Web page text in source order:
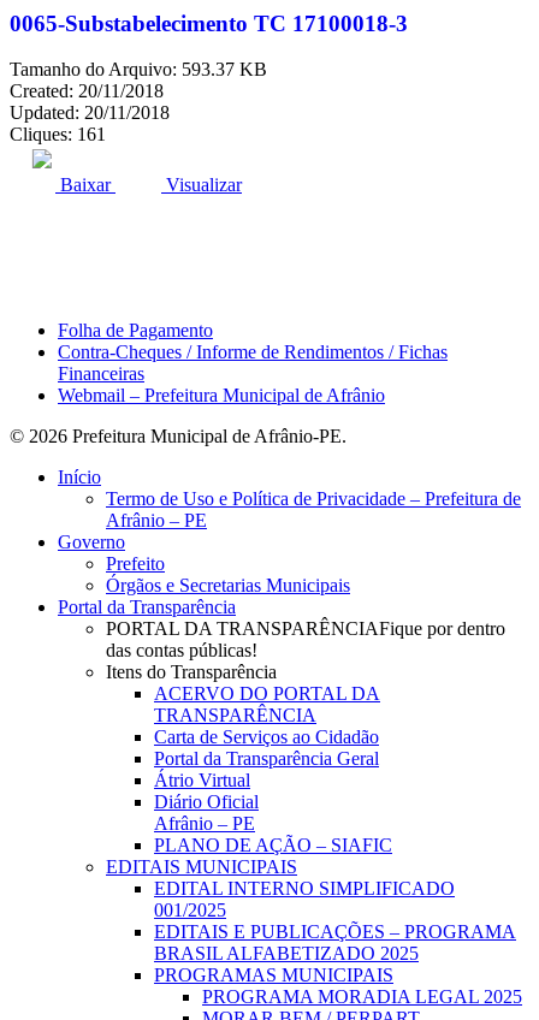
0065-Substabelecimento TC 17100018-3
Tamanho do Arquivo: 593.37 KB
Created: 20/11/2018
Updated: 20/11/2018
Cliques: 161
Baixar Visualizar
Folha de Pagamento
Contra-Cheques / Informe de Rendimentos / Fichas
Financeiras
Webmail – Prefeitura Municipal de Afrânio
© 2026 Prefeitura Municipal de Afrânio-PE.
Close
Início
Termo de Uso e Política de Privacidade – Prefeitura de
Afrânio – PE
Governo
Prefeito
Órgãos e Secretarias Municipais
Portal da Transparência
PORTAL DA TRANSPARÊNCIAFique por dentro
das contas públicas!
Itens do Transparência
ACERVO DO PORTAL DA
TRANSPARÊNCIA
Carta de Serviços ao Cidadão
Portal da Transparência Geral
Átrio Virtual
Diário Oficial
Afrânio – PE
PLANO DE AÇÃO – SIAFIC
EDITAIS MUNICIPAIS
EDITAL INTERNO SIMPLIFICADO
001/2025
EDITAIS E PUBLICAÇÕES – PROGRAMA
BRASIL ALFABETIZADO 2025
PROGRAMAS MUNICIPAIS
PROGRAMA MORADIA LEGAL 2025